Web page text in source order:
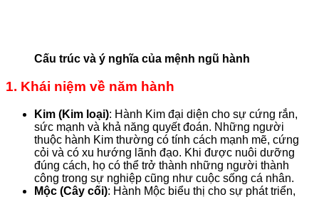
Cấu trúc và ý nghĩa của mệnh ngũ hành
1. Khái niệm về năm hành
Kim (Kim loại): Hành Kim đại diện cho sự cứng rắn,
sức mạnh và khả năng quyết đoán. Những người
thuộc hành Kim thường có tính cách mạnh mẽ, cứng
cỏi và có xu hướng lãnh đạo. Khi được nuôi dưỡng
đúng cách, họ có thể trở thành những người thành
công trong sự nghiệp cũng như cuộc sống cá nhân.
Mộc (Cây cối): Hành Mộc biểu thị cho sự phát triển,